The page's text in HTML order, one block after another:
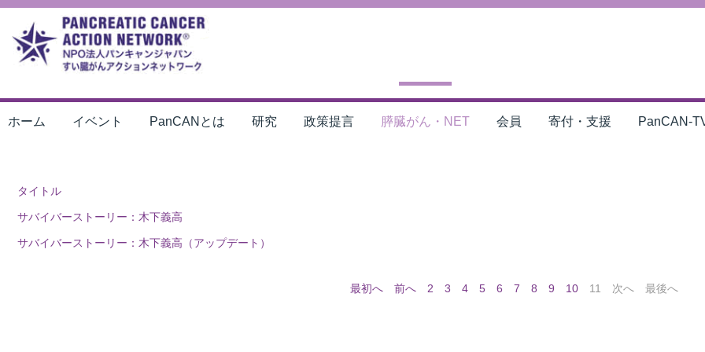
ホーム イベント PanCANとは 研究 政策提言 膵臓がん・NET 会員 寄付・支援 PanCAN-
タイトル
サバイバーストーリー：木下義高
サバイバーストーリー：木下義高（アップデート）
最初へ 前へ 2 3 4 5 6 7 8 9 10 11 次へ 最後へ